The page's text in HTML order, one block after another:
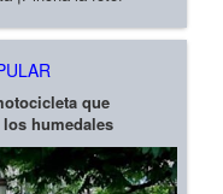
que
humedales